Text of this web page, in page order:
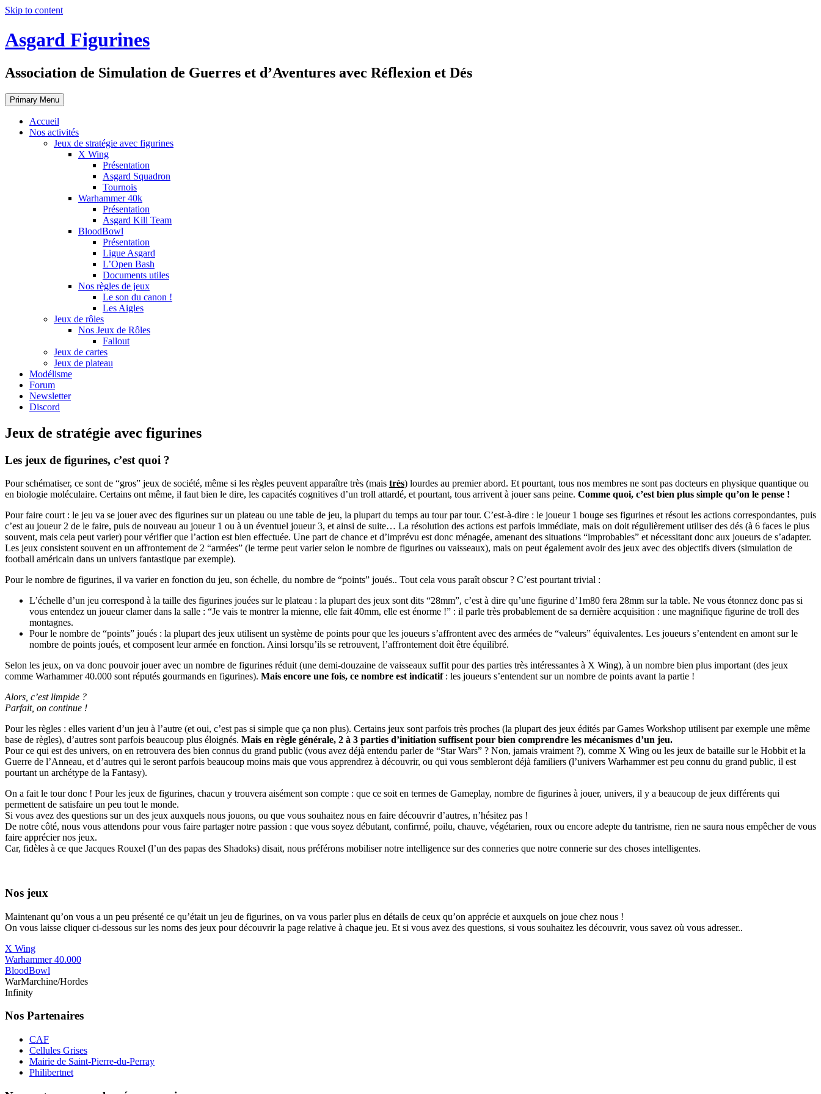
Skip to content
Asgard Figurines
Association de Simulation de Guerres et d’Aventures avec Réflexion et Dés
Primary Menu
Accueil
Nos activités
Jeux de stratégie avec figurines
X Wing
Présentation
Asgard Squadron
Tournois
Warhammer 40k
Présentation
Asgard Kill Team
BloodBowl
Présentation
Ligue Asgard
L’Open Bash
Documents utiles
Nos règles de jeux
Le son du canon !
Les Aigles
Jeux de rôles
Nos Jeux de Rôles
Fallout
Jeux de cartes
Jeux de plateau
Modélisme
Forum
Newsletter
Discord
Jeux de stratégie avec figurines
Les jeux de figurines, c’est quoi ?
Pour schématiser, ce sont de “gros” jeux de société, même si les règles peuvent apparaître très (mais très) lourdes au premier abord. Et pourtant, tous nos membres ne sont pas docteurs en physique quantique ou
en biologie moléculaire. Certains ont même, il faut bien le dire, les capacités cognitives d’un troll attardé, et pourtant, tous arrivent à jouer sans peine. Comme quoi, c’est bien plus simple qu’on le pense !
Pour faire court : le jeu va se jouer avec des figurines sur un plateau ou une table de jeu, la plupart du temps au tour par tour. C’est-à-dire : le joueur 1 bouge ses figurines et résout les actions correspondantes, puis
c’est au joueur 2 de le faire, puis de nouveau au joueur 1 ou à un éventuel joueur 3, et ainsi de suite… La résolution des actions est parfois immédiate, mais on doit régulièrement utiliser des dés (à 6 faces le plus
souvent, mais cela peut varier) pour vérifier que l’action est bien effectuée. Une part de chance et d’imprévu est donc ménagée, amenant des situations “improbables” et nécessitant donc aux joueurs de s’adapter.
Les jeux consistent souvent en un affrontement de 2 “armées” (le terme peut varier selon le nombre de figurines ou vaisseaux), mais on peut également avoir des jeux avec des objectifs divers (simulation de
football américain dans un univers fantastique par exemple).
Pour le nombre de figurines, il va varier en fonction du jeu, son échelle, du nombre de “points” joués.. Tout cela vous paraît obscur ? C’est pourtant trivial :
L’échelle d’un jeu correspond à la taille des figurines jouées sur le plateau : la plupart des jeux sont dits “28mm”, c’est à dire qu’une figurine d’1m80 fera 28mm sur la table. Ne vous étonnez donc pas si
vous entendez un joueur clamer dans la salle : “Je vais te montrer la mienne, elle fait 40mm, elle est énorme !” : il parle très probablement de sa dernière acquisition : une magnifique figurine de troll des
montagnes.
Pour le nombre de “points” joués : la plupart des jeux utilisent un système de points pour que les joueurs s’affrontent avec des armées de “valeurs” équivalentes. Les joueurs s’entendent en amont sur le
nombre de points joués, et composent leur armée en fonction. Ainsi lorsqu’ils se retrouvent, l’affrontement doit être équilibré.
Selon les jeux, on va donc pouvoir jouer avec un nombre de figurines réduit (une demi-douzaine de vaisseaux suffit pour des parties très intéressantes à X Wing), à un nombre bien plus important (des jeux
comme Warhammer 40.000 sont réputés gourmands en figurines). Mais encore une fois, ce nombre est indicatif: les joueurs s’entendent sur un nombre de points avant la partie !
Alors, c’est limpide ?
Parfait, on continue !
Pour les règles : elles varient d’un jeu à l’autre (et oui, c’est pas si simple que ça non plus). Certains jeux sont parfois très proches (la plupart des jeux édités par Games Workshop utilisent par exemple une même
base de règles), d’autres sont parfois beaucoup plus éloignés. Mais en règle générale, 2 à 3 parties d’initiation suffisent pour bien comprendre les mécanismes d’un jeu.
Pour ce qui est des univers, on en retrouvera des bien connus du grand public (vous avez déjà entendu parler de “Star Wars” ? Non, jamais vraiment ?), comme X Wing ou les jeux de bataille sur le Hobbit et la
Guerre de l’Anneau, et d’autres qui le seront parfois beaucoup moins mais que vous apprendrez à découvrir, ou qui vous sembleront déjà familiers (l’univers Warhammer est peu connu du grand public, il est
pourtant un archétype de la Fantasy).
On a fait le tour donc ! Pour les jeux de figurines, chacun y trouvera aisément son compte : que ce soit en termes de Gameplay, nombre de figurines à jouer, univers, il y a beaucoup de jeux différents qui
permettent de satisfaire un peu tout le monde.
Si vous avez des questions sur un des jeux auxquels nous jouons, ou que vous souhaitez nous en faire découvrir d’autres, n’hésitez pas !
De notre côté, nous vous attendons pour vous faire partager notre passion : que vous soyez débutant, confirmé, poilu, chauve, végétarien, roux ou encore adepte du tantrisme, rien ne saura nous empêcher de vous
faire apprécier nos jeux.
Car, fidèles à ce que Jacques Rouxel (l’un des papas des Shadoks) disait, nous préférons mobiliser notre intelligence sur des conneries que notre connerie sur des choses intelligentes.
Nos jeux
Maintenant qu’on vous a un peu présenté ce qu’était un jeu de figurines, on va vous parler plus en détails de ceux qu’on apprécie et auxquels on joue chez nous !
On vous laisse cliquer ci-dessous sur les noms des jeux pour découvrir la page relative à chaque jeu. Et si vous avez des questions, si vous souhaitez les découvrir, vous savez où vous adresser..
X Wing
Warhammer 40.000
BloodBowl
WarMarchine/Hordes
Infinity
Nos Partenaires
CAF
Cellules Grises
Mairie de Saint-Pierre-du-Perray
Philibertnet